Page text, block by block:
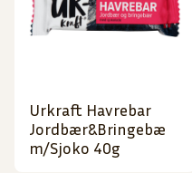
Urkraft Havrebar
Jordbær&Bringebæ
m/Sjoko 40g